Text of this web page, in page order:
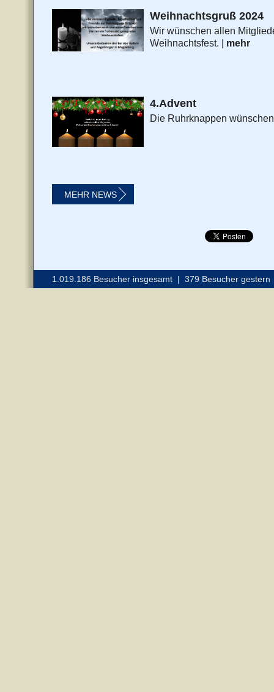
Weihnachtsgruß 2024
Wir wünschen allen
Weihnachtsfest. | mehr
4.Advent
Die Ruhrknappen
MEHR NEWS
1.019.186 Besucher insgesamt | 379 Besucher